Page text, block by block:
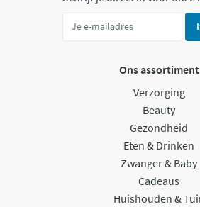
Ons assortiment
Verzorging
Beauty
Gezondheid
Eten & Drinken
Zwanger & Baby
Cadeaus
Huishouden &